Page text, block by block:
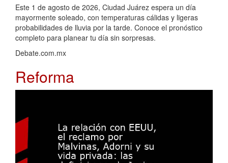
Este 1 de agosto de 2026, Ciudad Juárez espera un día
mayormente soleado, con temperaturas cálidas y ligeras
probabilidades de lluvia por la tarde. Conoce el pronóstico
completo para planear tu día sin sorpresas.
Debate.com.mx
Reforma